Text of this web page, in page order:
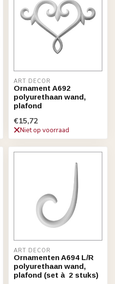
ART DÉCOR
Ornament A692
polyurethaan wand,
plafond
€15,72
Niet op voorraad
ART DÉCOR
Ornamenten A694 L/R
polyurethaan wand,
plafond (set à 2 stuks)